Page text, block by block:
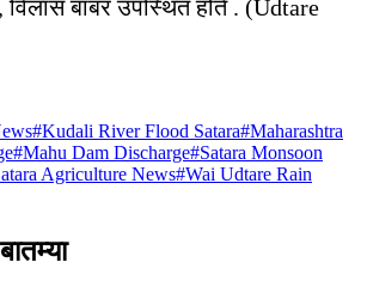
विलास बाबर उपस्थित होते . (Udtare
#Kudali River Flood Satara#Maharashtra
#Mahu Dam Discharge#Satara Monsoon
Agriculture News#Wai Udtare Rain
बातम्या